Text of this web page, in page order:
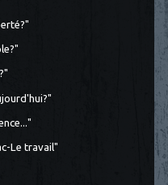
Le travail"